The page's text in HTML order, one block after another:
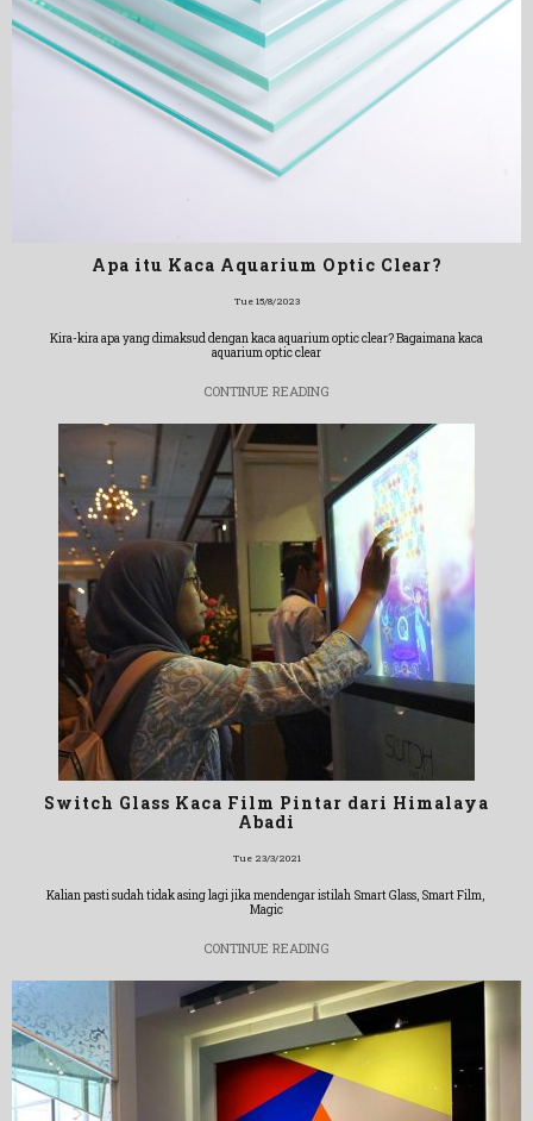
Apa itu Kaca Aquarium Optic Clear?
Tue 15/8/2023
Kira-kira apa yang dimaksud dengan kaca aquarium optic clear? Bagaimana kaca
aquarium optic clear
CONTINUE READING
Switch Glass Kaca Film Pintar dari Himalaya
Abadi
Tue 23/3/2021
Kalian pasti sudah tidak asing lagi jika mendengar istilah Smart Glass, Smart Film,
Magic
CONTINUE READING